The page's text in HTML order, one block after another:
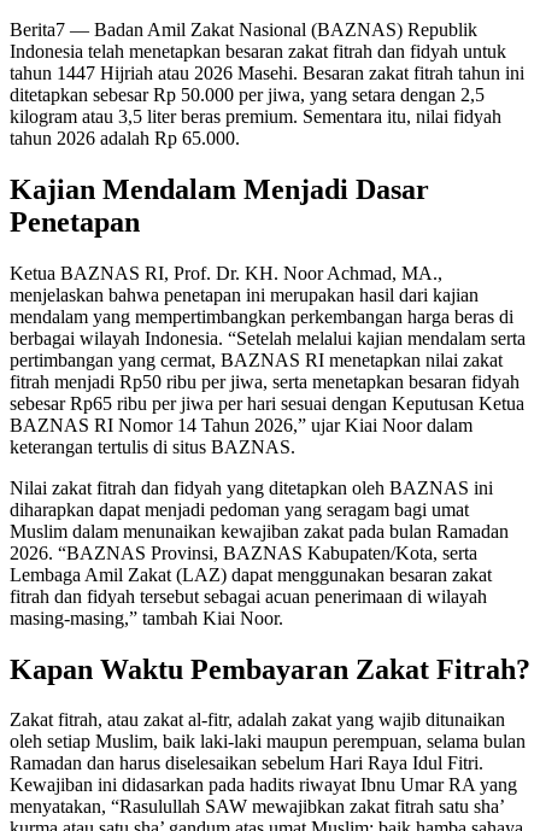
Berita7 — Badan Amil Zakat Nasional (BAZNAS) Republik
Indonesia telah menetapkan besaran zakat fitrah dan fidyah untuk
tahun 1447 Hijriah atau 2026 Masehi. Besaran zakat fitrah tahun ini
ditetapkan sebesar Rp 50.000 per jiwa, yang setara dengan 2,5
kilogram atau 3,5 liter beras premium. Sementara itu, nilai fidyah
tahun 2026 adalah Rp 65.000.
Kajian Mendalam Menjadi Dasar
Penetapan
Ketua BAZNAS RI, Prof. Dr. KH. Noor Achmad, MA.,
menjelaskan bahwa penetapan ini merupakan hasil dari kajian
mendalam yang mempertimbangkan perkembangan harga beras di
berbagai wilayah Indonesia. “Setelah melalui kajian mendalam serta
pertimbangan yang cermat, BAZNAS RI menetapkan nilai zakat
fitrah menjadi Rp50 ribu per jiwa, serta menetapkan besaran fidyah
sebesar Rp65 ribu per jiwa per hari sesuai dengan Keputusan Ketua
BAZNAS RI Nomor 14 Tahun 2026,” ujar Kiai Noor dalam
keterangan tertulis di situs BAZNAS.
Nilai zakat fitrah dan fidyah yang ditetapkan oleh BAZNAS ini
diharapkan dapat menjadi pedoman yang seragam bagi umat
Muslim dalam menunaikan kewajiban zakat pada bulan Ramadan
2026. “BAZNAS Provinsi, BAZNAS Kabupaten/Kota, serta
Lembaga Amil Zakat (LAZ) dapat menggunakan besaran zakat
fitrah dan fidyah tersebut sebagai acuan penerimaan di wilayah
masing-masing,” tambah Kiai Noor.
Kapan Waktu Pembayaran Zakat Fitrah?
Zakat fitrah, atau zakat al-fitr, adalah zakat yang wajib ditunaikan
oleh setiap Muslim, baik laki-laki maupun perempuan, selama bulan
Ramadan dan harus diselesaikan sebelum Hari Raya Idul Fitri.
Kewajiban ini didasarkan pada hadits riwayat Ibnu Umar RA yang
menyatakan, “Rasulullah SAW mewajibkan zakat fitrah satu sha’